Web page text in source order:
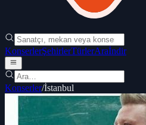
KonserlerŞehirlerTürlerAraİndir
Konserler/İstanbul